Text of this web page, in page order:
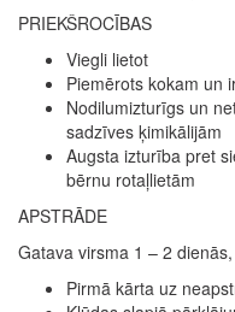
PRIEKŠROCĪBAS
Viegli lietot
Piemērots kokam un
Nodilumizturīgs un
sadzīves ķimikālijām
Augsta izturība pret
bērnu rotaļlietām
APSTRĀDE
Gatava virsma 1 – 2
Pirmā kārta uz